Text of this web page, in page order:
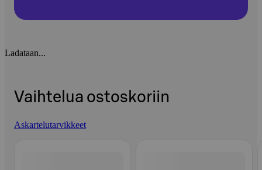
Ladataan...
Vaihtelua ostoskoriin
Askartelutarvikkeet